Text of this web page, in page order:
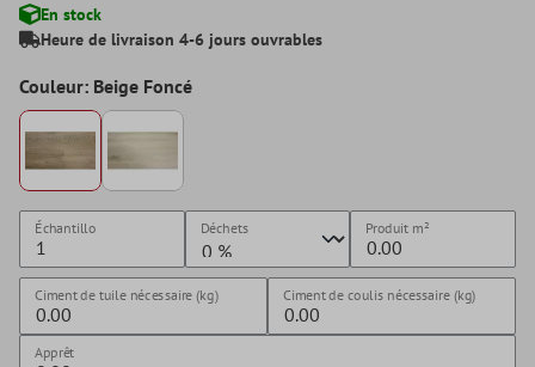
En stock
Heure de livraison 4-6 jours ouvrables
Couleur: Beige Foncé
Échantillo Déchets Produit m²
Ciment de tuile nécessaire (kg) Ciment de coulis nécessaire (kg)
Apprêt